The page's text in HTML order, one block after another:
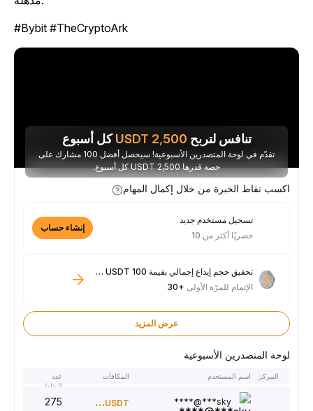
#Bybit #TheCryptoArk
تنافس لتربح 2,500
USDTكل أسبوع
تقدّم في لوحة المتصدرين الأسبوعية! سيحصل أفضل 100 مشارك على
حصة قدرها 2,500 USDT كل أسبوع.
اكسب نقاط الخبرة من خلال إكمال المهام
تسجيل مستخدم جديد
حصريًا أكثر من 10
إنشاء حساب
تحقيق حجم إيداع إجمالي بقيمة 100 USDT فأكثر
الإتمام للمرّة الأولى+30
عرض المزيد
لوحة المتصدرين الأسبوعية
المركز اسم المستخدم المكافآت
النقاط
sky***@****
300USDT